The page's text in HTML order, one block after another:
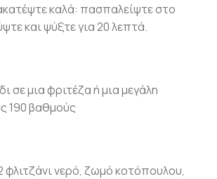
καλά: πασπαλείψτε στο
και ψύξτε για 20 λεπτά.
σε μια φριτέζα ή μια μεγάλη
190 βαθμούς
φλιτζάνι νερό, ζωμό κοτόπουλου,